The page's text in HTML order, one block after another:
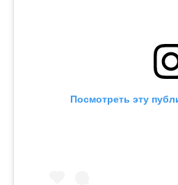
Посмотреть эту